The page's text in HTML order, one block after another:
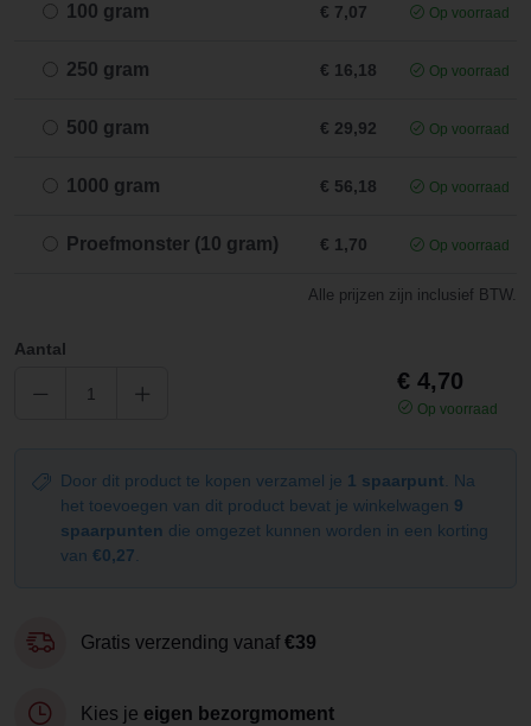
100 gram € 7,07 Op voorraad
250 gram € 16,18 Op voorraad
500 gram € 29,92 Op voorraad
1000 gram € 56,18 Op voorraad
Proefmonster (10 gram) € 1,70 Op voorraad
Alle prijzen zijn inclusief BTW.
Aantal
€ 4,70
Op voorraad
Door dit product te kopen verzamel je 1 spaarpunt . Na
het toevoegen van dit product bevat je winkelwagen 9
spaarpunten die omgezet kunnen worden in een korting
van €0,27
Gratis verzending vanaf €39
Kies je eigen bezorgmoment